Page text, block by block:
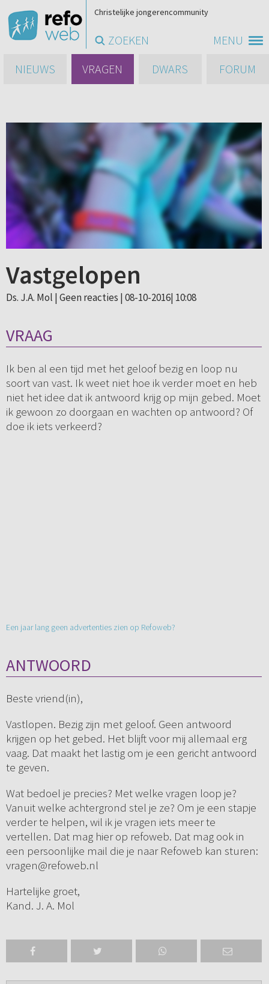
MENU
Christelijke jongerencommunity
ZOEKEN
NIEUWS
VRAGEN DWARS FORUM
Vastgelopen
Ds. J.A. Mol | Geen reacties | 08-10-2016| 10:08
VRAAG
Ik ben al een tijd met het geloof bezig en loop nu
soort van vast. Ik weet niet hoe ik verder moet en heb
niet het idee dat ik antwoord krijg op mijn gebed. Moet
ik gewoon zo doorgaan en wachten op antwoord? Of
doe ik iets verkeerd?
Een jaar lang geen advertenties zien op Refoweb?
ANTWOORD
Beste vriend(in),
Vastlopen. Bezig zijn met geloof. Geen antwoord
krijgen op het gebed. Het blijft voor mij allemaal erg
vaag. Dat maakt het lastig om je een gericht antwoord
te geven.
Wat bedoel je precies? Met welke vragen loop je?
Vanuit welke achtergrond stel je ze? Om je een stapje
verder te helpen, wil ik je vragen iets meer te
vertellen. Dat mag hier op refoweb. Dat mag ook in
een persoonlijke mail die je naar Refoweb kan sturen:
vragen@refoweb.nl
Hartelijke groet,
Kand. J. A. Mol